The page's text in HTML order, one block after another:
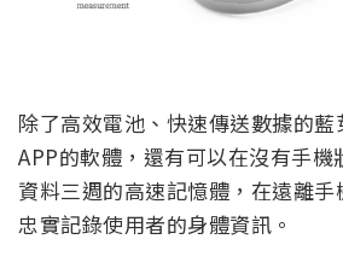
除了高效電池、快速傳送數據的
APP的軟體，還有可以在沒有手
資料三週的高速記憶體，在遠離
忠實記錄使用者的身體資訊。